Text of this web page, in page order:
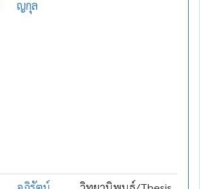
ญกุล